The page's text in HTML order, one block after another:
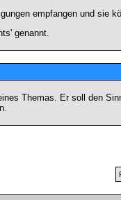
empfangen und sie
genannt.
Themas. Er soll den